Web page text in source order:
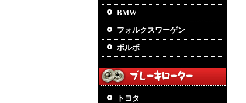
BMW
フォルクスワーゲン
ボルボ
トヨタ